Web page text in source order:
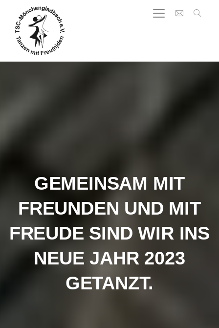
GEMEINSAM MIT
FREUNDEN UND MIT
FREUDE SIND WIR INS
NEUE JAHR 2023
GETANZT.